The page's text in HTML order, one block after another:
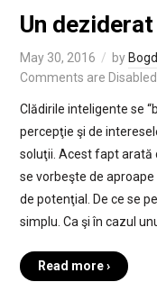
Un
May 30, 2016 by
Comments are Disabled
Clădirile inteligente se
percepţie şi de
soluţii. Acest fapt arată
se vorbeşte de
de potenţial. De ce se
simplu. Ca şi în cazul
Read more ›